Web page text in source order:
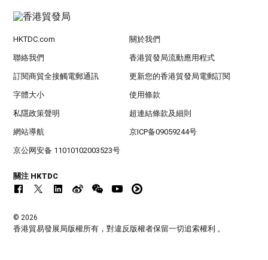
HKTDC.com 關於我們
聯絡我們 香港貿發局流動應用程式
訂閱商貿全接觸電郵通訊 更新您的香港貿發局電郵訂閱
字體大小 使用條款
私隱政策聲明 超連結條款及細則
網站導航 京ICP备09059244号
京公网安备 11010102003523号
關注 HKTDC
© 2026
香港貿易發展局版權所有，對違反版權者保留一切追索權利 。